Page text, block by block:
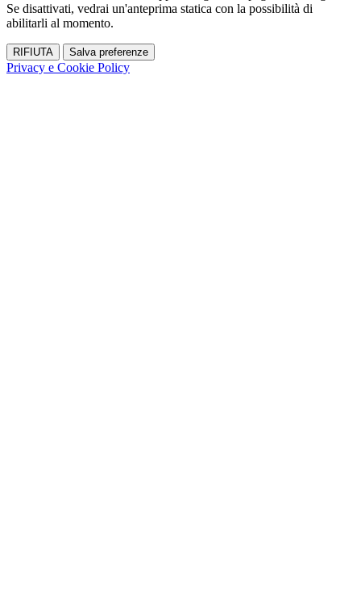
Se disattivati, vedrai un'anteprima statica con la possibilità di
abilitarli al momento.
RIFIUTA Salva preferenze
Privacy e Cookie Policy